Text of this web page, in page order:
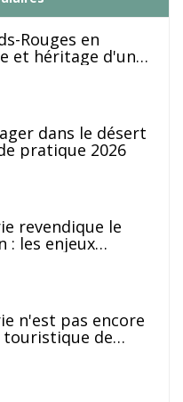
Rouges en
et héritage d'une
dans le désert
pratique 2026
revendique le
: les enjeux
n'est pas encore
de